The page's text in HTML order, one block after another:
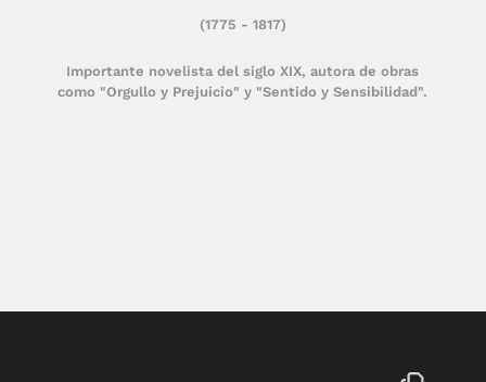
Importante novelista del siglo XIX, autora de obras
como "Orgullo y Prejuicio" y "Sentido y Sensibilidad".
(1775 - 1817)